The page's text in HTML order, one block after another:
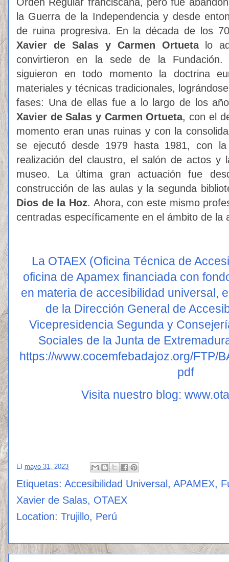
la Guerra de la Independencia y desde
de ruina progresiva. En la década de los
Xavier de Salas y Carmen Ortueta
lo
convirtieron en la sede de la Fundación.
siguieron en todo momento la doctrina
materiales y técnicas tradicionales,
fases: Una de ellas fue a lo largo de los
Xavier de Salas y Carmen Ortueta, con el
momento eran unas ruinas y con la
se ejecutó desde 1979 hasta 1981, con
realización del claustro, el salón de actos y
museo. La última gran actuación fue
construcción de las aulas y la segunda
Dios de la Hoz. Ahora, con este mismo
centradas específicamente en el ámbito de la
La OTAEX (Oficina Técnica de
oficina de Apamex financiada con
en materia de accesibilidad universal,
de la Dirección General de
Vicepresidencia Segunda y
Sociales de la Junta de
https://www.cocemfebadajoz.org/FTP/
pdf
Visita nuestro blog:
El mayo 31, 2023
Etiquetas: Accesibilidad Universal , APAMEX,
Xavier de Salas, OTAEX
Location: Trujillo, Perú